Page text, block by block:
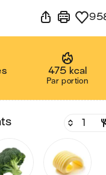
475 kcal
Par portion